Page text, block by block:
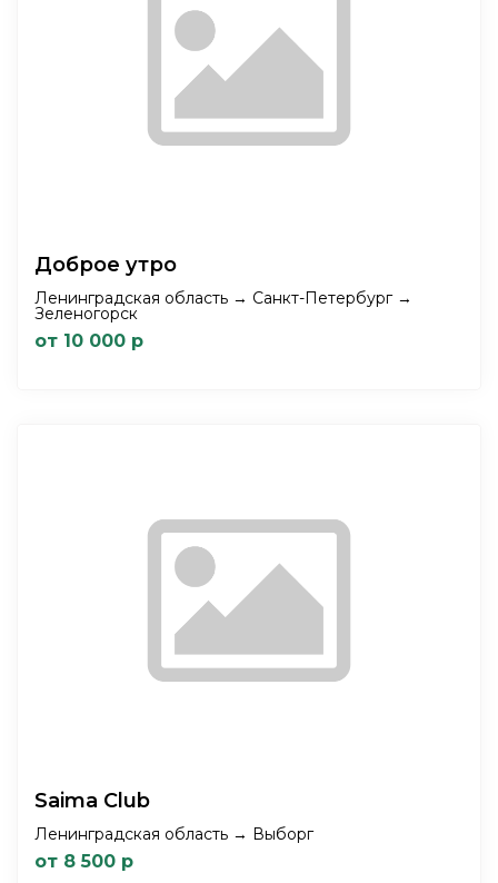
Доброе утро
Ленинградская область → Санкт-Петербург →
Зеленогорск
от 10 000 р
Saima Club
Ленинградская область → Выборг
от 8 500 р